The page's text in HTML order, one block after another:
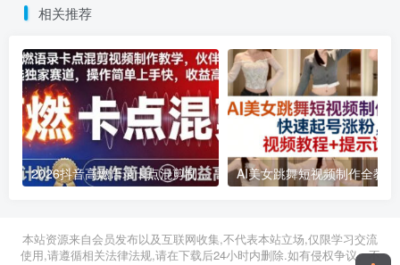
相关推荐
2026抖音高燃语录卡点混剪制作教学 伙伴计划低门槛增收教程
2026年03月11日 2026年03月28日
本站资源来自会员发布以及互联网收集,不代表本站立场,仅限学习交流
使用,请遵循相关法律法规,请在下载后24小时内删除.如有侵权争议、不